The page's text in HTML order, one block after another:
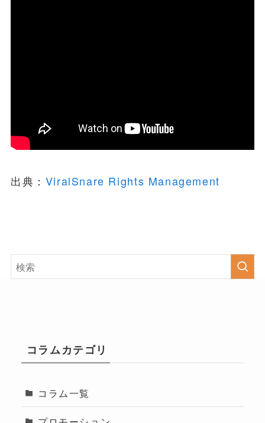
出典： ViralSnare Rights Management
コラムカテゴリ
コラム一覧